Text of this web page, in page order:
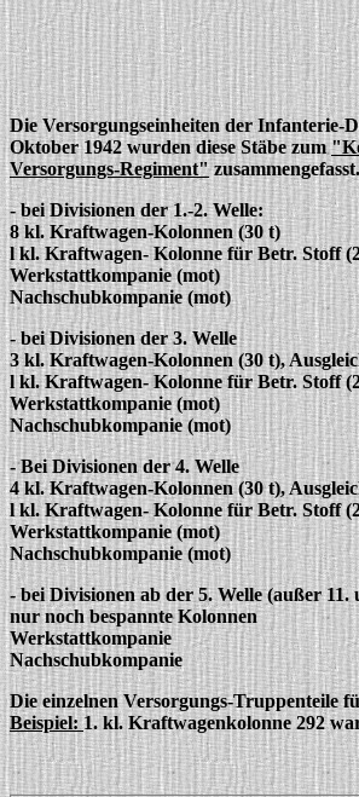
Die Versorgungseinheiten der Infanterie-
Oktober 1942 wurden diese Stäbe zum
Versorgungs-Regiment"
- bei Divisionen der 1.-2. Welle:
8 kl. Kraftwagen-Kolonnen (30 t)
l kl. Kraftwagen- Kolonne für Betr. Stoff
Werkstattkompanie (mot)
Nachschubkompanie (mot)
- bei Divisionen der 3. Welle
3 kl. Kraftwagen-Kolonnen (30 t),
l kl. Kraftwagen- Kolonne für Betr. Stoff
Werkstattkompanie (mot)
Nachschubkompanie (mot)
- Bei Divisionen der 4. Welle
4 kl. Kraftwagen-Kolonnen (30 t),
l kl. Kraftwagen- Kolonne für Betr. Stoff
Werkstattkompanie (mot)
Nachschubkompanie (mot)
- bei Divisionen ab der 5. Welle (außer 11.
nur noch bespannte Kolonnen
Werkstattkompanie
Nachschubkompanie
Die einzelnen Versorgungs-Truppenteile
Beispiel:1. kl. Kraftwagenkolonne 292